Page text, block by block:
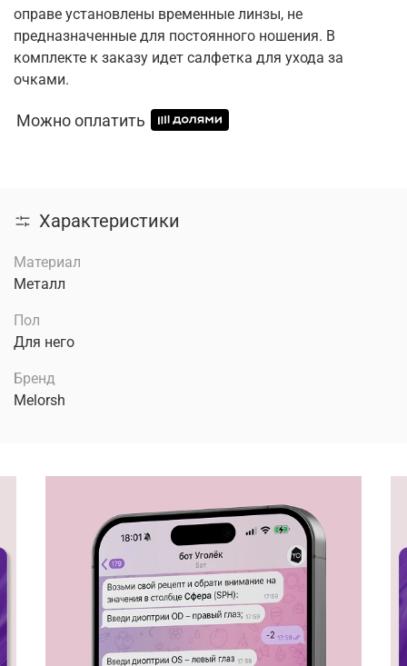
оправе установлены временные линзы, не
предназначенные для постоянного ношения. В
комплекте к заказу идет салфетка для ухода за
очками.
Можно оплатить
Характеристики
Материал
Металл
Пол
Для него
Бренд
Melorsh